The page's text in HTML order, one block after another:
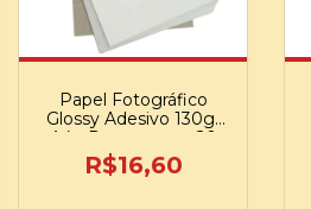
Papel Fotográfico
Glossy Adesivo 130gr
A4 - Pacote com 20
folhas
R$16,60